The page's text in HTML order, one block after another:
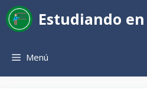
Saltar
al
contenido
Estudiando en
Menú